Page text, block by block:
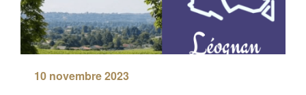
10 novembre 2023